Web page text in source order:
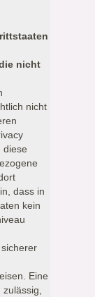
nicht
nicht
diese
dass in
kein
sicherer
Eine
zulässig,